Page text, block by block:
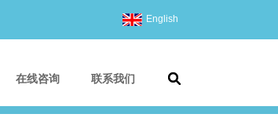
English
在线咨询 联系我们